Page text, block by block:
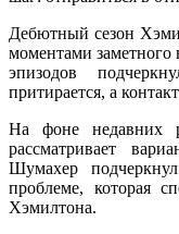
Дебютный сезон
моментами заметного
эпизодов
притирается, а
На фоне недавних
рассматривает
Шумахер
проблеме, которая
Хэмилтона.